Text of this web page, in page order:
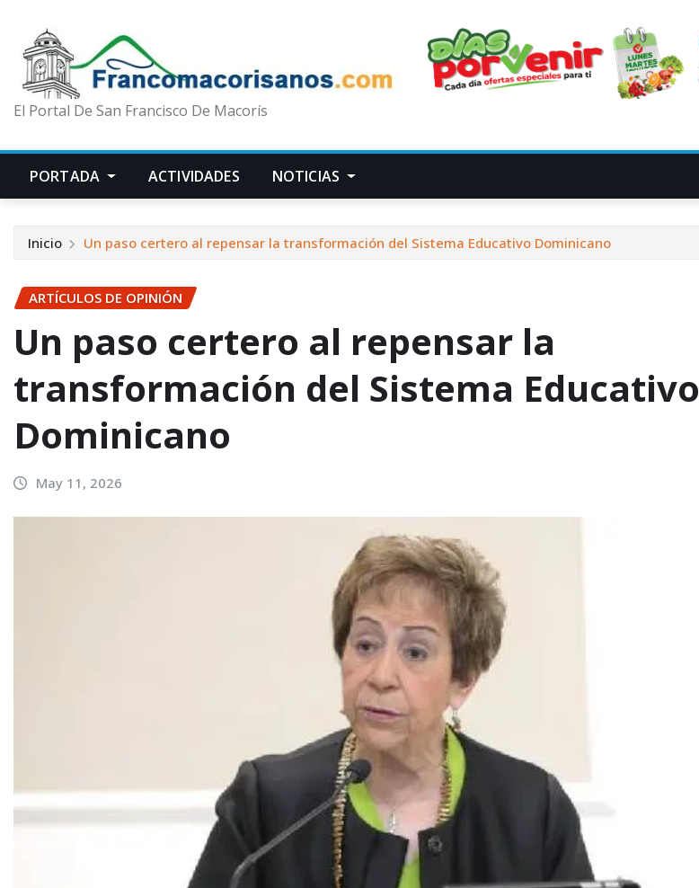
El Portal De San Francisco De Macorís
PORTADA ACTIVIDADES NOTICIAS
Inicio Un paso certero al repensar la transformación del Sistema Educativo Dominicano
ARTÍCULOS DE OPINIÓN
Un paso certero al repensar la
transformación del Sistema Educativo
Dominicano
May 11, 2026